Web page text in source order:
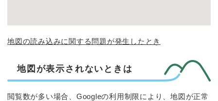
地図の読み込みに関する問題が発生したとき
地図が表示されないときは
閲覧数が多い場合、Googleの利用制限により、地図が正常